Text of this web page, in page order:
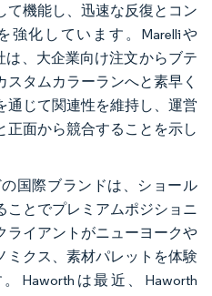
て機能し、迅速な反復とコン
強化しています。Marelliや
、大企業向け注文からブテ
タムカラーランへと素早く
通じて関連性を維持し、運営
正面から競合することを示し
の国際ブランドは、ショール
ことでプレミアムポジショニ
ライアントがニューヨークや
ミクス、素材パレットを体験
Haworthは最近、Haworth